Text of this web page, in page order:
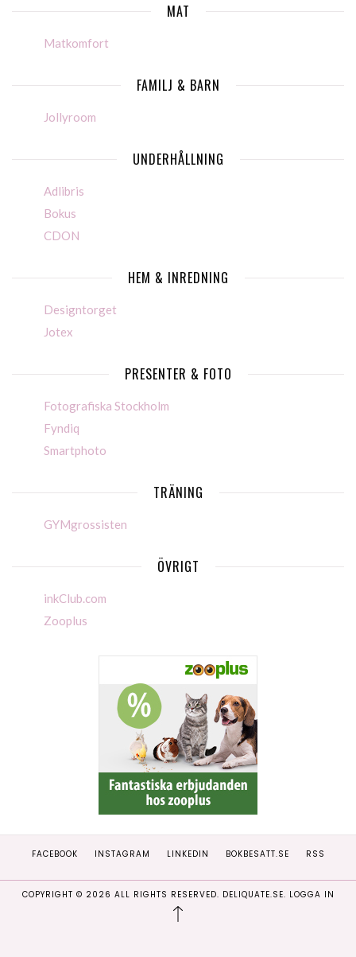
MAT
Matkomfort
FAMILJ & BARN
Jollyroom
UNDERHÅLLNING
Adlibris
Bokus
CDON
HEM & INREDNING
Designtorget
Jotex
PRESENTER & FOTO
Fotografiska Stockholm
Fyndiq
Smartphoto
TRÄNING
GYMgrossisten
ÖVRIGT
inkClub.com
Zooplus
FACEBOOK INSTAGRAM LINKEDIN BOKBESATT.SE RSS
COPYRIGHT © 2026 ALL RIGHTS RESERVED. DELIQUATE.SE. LOGGA IN